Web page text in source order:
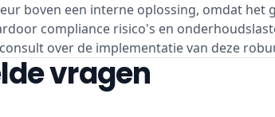
boven een interne oplossing, omdat
compliance risico's en
over de implementatie van deze
vragen